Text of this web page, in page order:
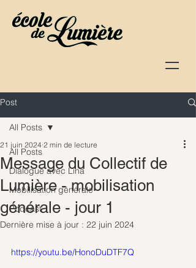
Post
All Posts
Dialogue avec Lina
Mobilisation générale
Podcast
All Posts
Message du Collectif de
Lumière - mobilisation
générale - jour 1
21 juin 2024 2 min de lecture
Dernière mise à jour : 22 juin 2024
https://youtu.be/HonoDuDTF7Q